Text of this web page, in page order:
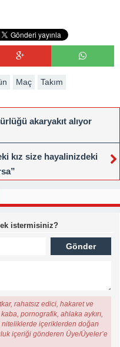
Maç Takım
akaryakıt alıyor
kız size hayalinizdeki
istermisiniz?
rahatsız edici, hakaret ve
pornografik, ahlaka aykırı,
içeriklerden doğan
içeriği gönderen Üye/Üyeler’e